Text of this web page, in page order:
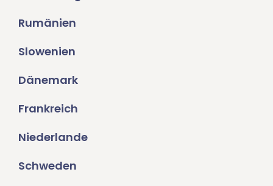
Rumänien
Slowenien
Dänemark
Frankreich
Niederlande
Schweden